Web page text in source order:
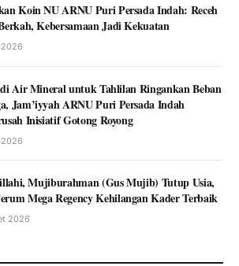
Koin NU ARNU Puri Persada Indah: Receh
Kebersamaan Jadi Kekuatan
Air Mineral untuk Tahlilan Ringankan Beban
Jam’iyyah ARNU Puri Persada Indah
Inisiatif Gotong Royong
Mujiburahman (Gus Mujib) Tutup Usia,
Mega Regency Kehilangan Kader Terbaik
2026